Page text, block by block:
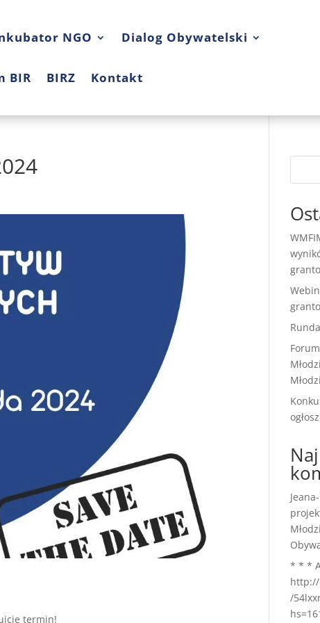
NGO Dialog Obywatelski
BIR BIRZ Kontakt
termin!
* * *
/